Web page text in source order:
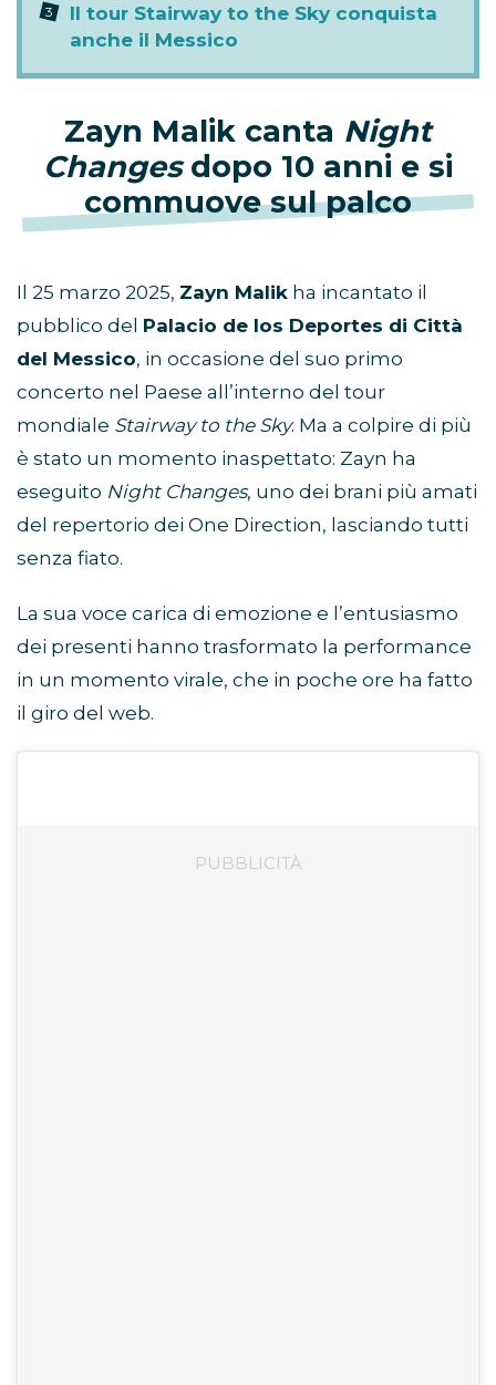
Il tour Stairway to the Sky conquista
anche il Messico
Zayn Malik canta Night
Changesdopo 10 anni e si
commuove sul palco
Il 25 marzo 2025, Zayn Malik ha incantato il
pubblico del Palacio de los Deportes di Città
del Messico, in occasione del suo primo
concerto nel Paese all’interno del tour
mondiale Stairway to the Sky. Ma a colpire di più
è stato un momento inaspettato: Zayn ha
eseguito Night Changes, uno dei brani più amati
del repertorio dei One Direction, lasciando tutti
senza fiato.
La sua voce carica di emozione e l’entusiasmo
dei presenti hanno trasformato la performance
in un momento virale, che in poche ore ha fatto
il giro del web.